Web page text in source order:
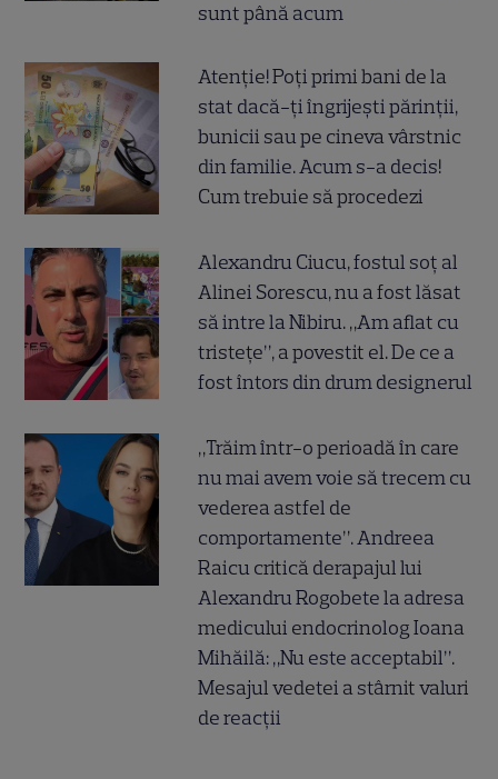
sunt până acum
Atenție! Poți primi bani de la
stat dacă-ți îngrijești părinții,
bunicii sau pe cineva vârstnic
din familie. Acum s-a decis!
Cum trebuie să procedezi
Alexandru Ciucu, fostul soț al
Alinei Sorescu, nu a fost lăsat
să intre la Nibiru. „Am aflat cu
tristețe”, a povestit el. De ce a
fost întors din drum designerul
„Trăim într-o perioadă în care
nu mai avem voie să trecem cu
vederea astfel de
comportamente”. Andreea
Raicu critică derapajul lui
Alexandru Rogobete la adresa
medicului endocrinolog Ioana
Mihăilă: „Nu este acceptabil”.
Mesajul vedetei a stârnit valuri
de reacții